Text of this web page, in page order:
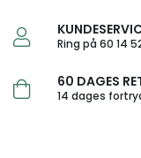
Ring på 60 14
60 DAGES
14 dages